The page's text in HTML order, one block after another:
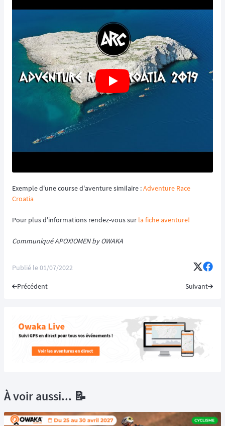
Exemple d'une course d'aventure similaire :Adventure Race
Croatia
Pour plus d'informations rendez-vous sur la fiche aventure!
Communiqué APOXIOMEN by OWAKA
Publié le01/07/2022
Précédent Suivant
À voir aussi... 📝